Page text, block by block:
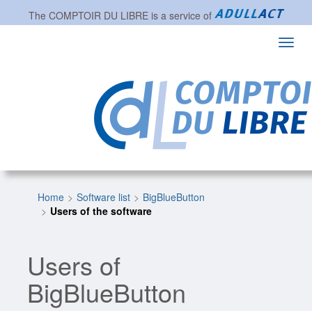
The COMPTOIR DU LIBREis a service of
Home Software list
BigBlueButton
Users of the software
Users of
BigBlueButton